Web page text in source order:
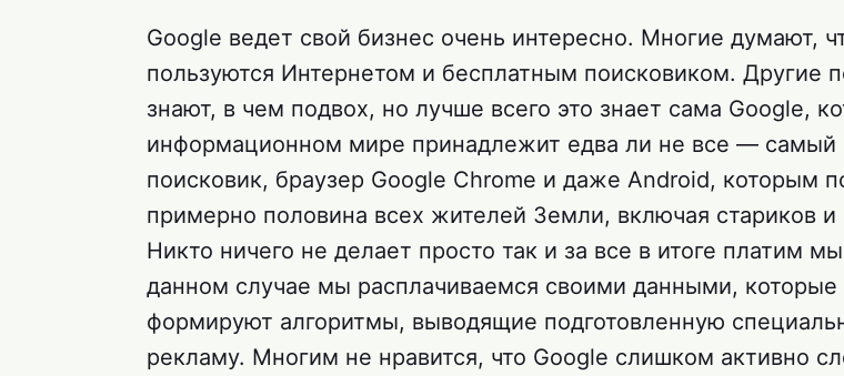
Google ведет свой бизнес очень интересно. Многие думают,
пользуются Интернетом и бесплатным поисковиком. Другие
знают, в чем подвох, но лучше всего это знает сама Google,
информационном мире принадлежит едва ли не все — самый
поисковик, браузер Google Chrome и даже Android, которым
примерно половина всех жителей Земли, включая стариков
Никто ничего не делает просто так и за все в итоге платим
данном случае мы расплачиваемся своими данными, которые
формируют алгоритмы, выводящие подготовленную
рекламу. Многим не нравится, что Google слишком активно